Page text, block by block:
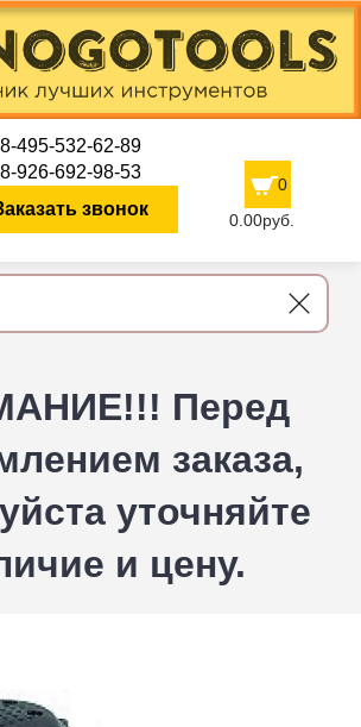
8-495-532-62-89
8-926-692-98-53
звонок
0
0.00руб.
Перед
заказа,
уточняйте
и цену.